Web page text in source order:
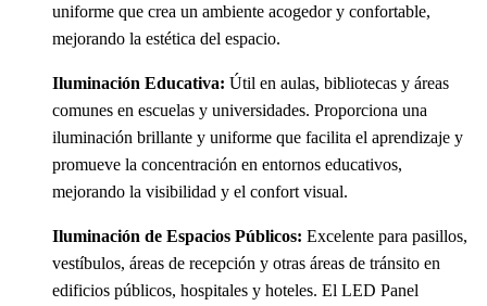
uniforme que crea un ambiente acogedor y confortable,
mejorando la estética del espacio.
Iluminación Educativa: Útil en aulas, bibliotecas y áreas
comunes en escuelas y universidades. Proporciona una
iluminación brillante y uniforme que facilita el aprendizaje y
promueve la concentración en entornos educativos,
mejorando la visibilidad y el confort visual.
Iluminación de Espacios Públicos: Excelente para pasillos,
vestíbulos, áreas de recepción y otras áreas de tránsito en
edificios públicos, hospitales y hoteles. El LED Panel